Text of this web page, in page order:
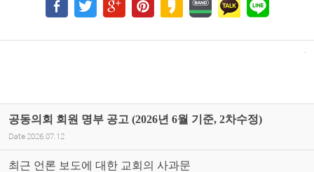
공동의회 회원 명부 공고 (2026년 6월 기준, 2차수정)
Date 2026.07.12
최근 언론 보도에 대한 교회의 사과문